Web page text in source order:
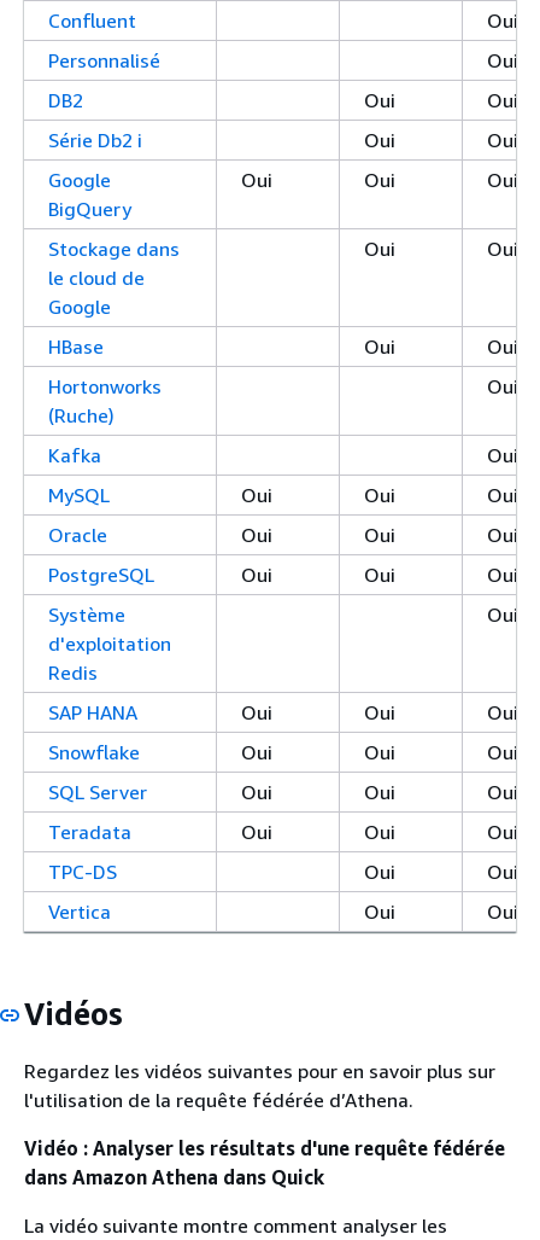
Confluent
Oui
Personnalisé
Oui
DB2
Oui
Oui
Série Db2 i
Oui
Oui
Google
BigQuery
Oui Oui Oui
Stockage dans
le cloud de
Google
Oui Oui
HBase Oui
Oui
Hortonworks
(Ruche)
Oui
Kafka
Oui
MySQL
Oui Oui
Oui
Oracle
Oui Oui
Oui
PostgreSQL
Oui Oui
Oui
Système
d'exploitation
Redis
Oui
SAP HANA Oui Oui
Oui
Snowflake
Oui Oui
Oui
SQL Server
Oui Oui
Oui
Teradata
Oui Oui
Oui
TPC-DS
Oui
Oui
Vertica
Oui Oui
Vidéos
Regardez les vidéos suivantes pour en savoir plus sur
l'utilisation de la requête fédérée d’Athena.
Vidéo : Analyser les résultats d'une requête fédérée
dans Amazon Athena dans Quick
La vidéo suivante montre comment analyser les